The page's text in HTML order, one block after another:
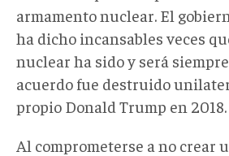
armamento nuclear. El
ha dicho incansables veces
nuclear ha sido y será
acuerdo fue destruido
propio Donald Trump en 2018.
Al comprometerse a no crear